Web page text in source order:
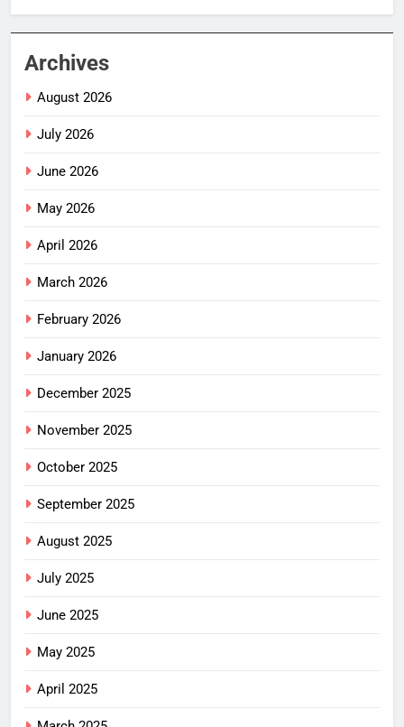
Archives
August 2026
July 2026
June 2026
May 2026
April 2026
March 2026
February 2026
January 2026
December 2025
November 2025
October 2025
September 2025
August 2025
July 2025
June 2025
May 2025
April 2025